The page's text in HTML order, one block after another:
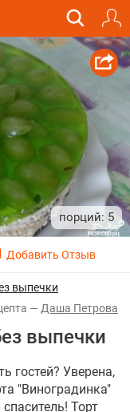
5
выпечки
Даша Петрова
выпечки
гостей? Уверена,
"Виноградинка"
Торт